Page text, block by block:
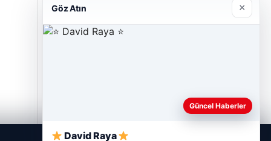
Göz Atın ×
Güncel Haberler
David Raya